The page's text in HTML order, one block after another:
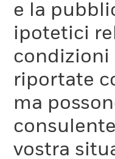
e la
ipotetici
condizioni
riportate
ma
vostra